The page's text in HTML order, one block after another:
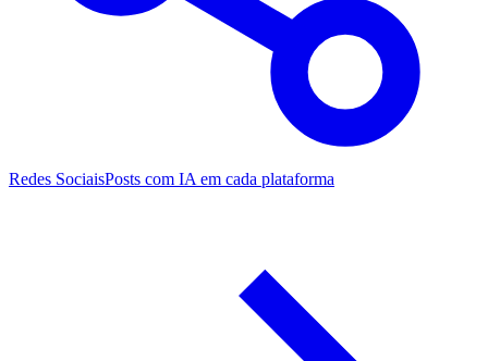
Redes SociaisPosts com IA em cada plataforma